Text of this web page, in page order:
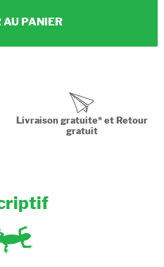
AU PANIER
Livraison gratuite* et Retour
gratuit